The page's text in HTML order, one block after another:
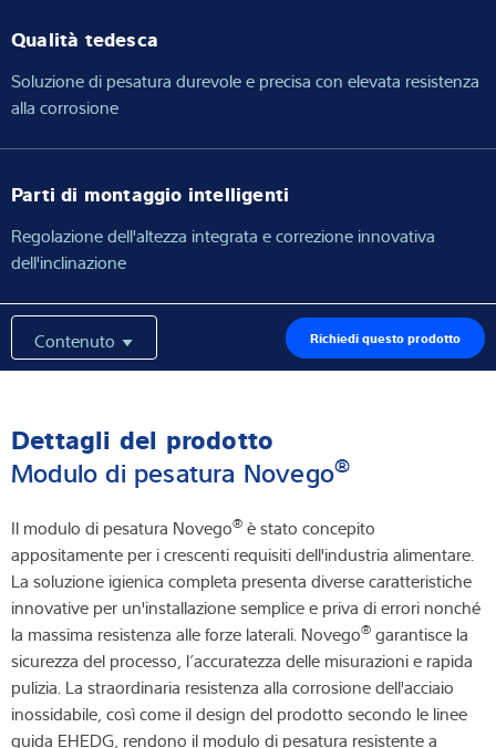
Qualità tedesca
Soluzione di pesatura durevole e precisa con elevata resistenza
alla corrosione
Parti di montaggio intelligenti
Regolazione dell'altezza integrata e correzione innovativa
dell'inclinazione
Contenuto Richiedi questo prodotto
Dettagli del prodotto
Modulo di pesatura Novego®
Il modulo di pesatura Novego® è stato concepito
appositamente per i crescenti requisiti dell'industria alimentare.
La soluzione igienica completa presenta diverse caratteristiche
innovative per un'installazione semplice e priva di errori nonché
la massima resistenza alle forze laterali. Novego® garantisce la
sicurezza del processo, l’accuratezza delle misurazioni e rapida
pulizia. La straordinaria resistenza alla corrosione dell'acciaio
inossidabile, così come il design del prodotto secondo le linee
guida EHEDG, rendono il modulo di pesatura resistente a